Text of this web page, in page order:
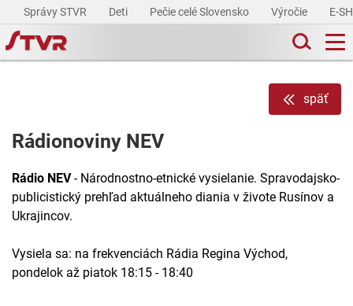
Správy STVR Deti Pečie celé Slovensko Výročie E-
späť
Rádionoviny NEV
Rádio NEV- Národnostno-etnické vysielanie. Spravodajsko-
publicistický prehľad aktuálneho diania v živote Rusínov a
Ukrajincov.
Vysiela sa: na frekvenciách Rádia Regina Východ,
pondelok až piatok 18:15 - 18:40